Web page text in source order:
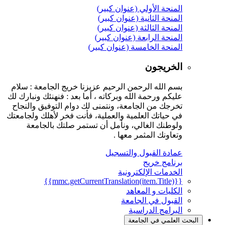
المنحة الأولي (عنوان كبير)
المنحة الثانية (عنوان كبير)
المنحة الثالثة (عنوان كبير)
المنحة الرابعة (عنوان كبير)
المنحة الخامسة (عنوان كبير)
الخريجون
بسم الله الرحمن الرحيم عزيزنا خريج الجامعة : سلام
عليكم ورحمة الله وبركاته ، أما بعد : فنهنئك ونبارك لك
تخرجك من الجامعة، ونتمنى لك دوام التوفيق والنجاح
في حياتك العلمية والعملية، فأنت فخر لأهلك ولجامعتك
ولوطنك الغالي، ونأمل أن تستمر صلتك بالجامعة
وتعاونك المثمر معها .
عمادة القبول والتسجيل
برنامج خريج
الخدمات الإلكترونية
{{mmc.getCurrentTranslation(item.Title)}}
الكليات و المعاهد
القبول في الجامعة
البرامج الدراسية
البحث العلمي في الجامعة